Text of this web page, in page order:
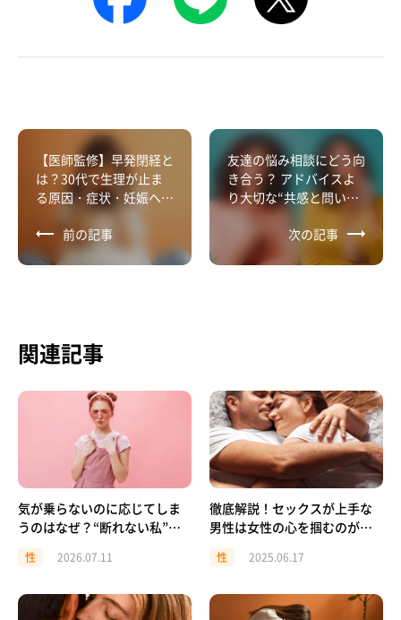
【医師監修】早発閉経と
は？30代で生理が止ま
る原因・症状・妊娠への
前の記事
友達の悩み相談にどう向
き合う？ アドバイスよ
り大切な“共感と問いか
け”のパワー
次の記事
関連記事
気が乗らないのに応じてしま
うのはなぜ？“断れない私”を
性 2026.07.11
徹底解説！セックスが上手な
男性は女性の心を掴むのが上
性 2025.06.17